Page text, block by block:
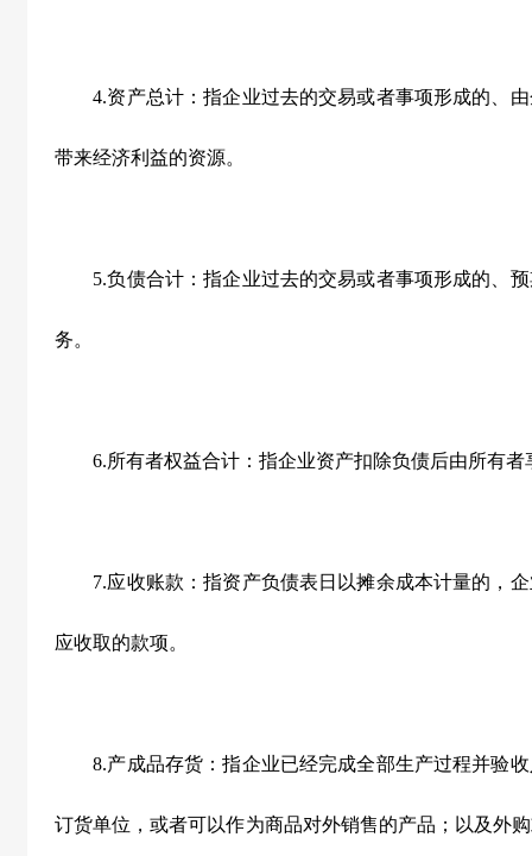
4.资产总计：指企业过去的交易或者事项形成的、由
带来经济利益的资源。
5.负债合计：指企业过去的交易或者事项形成的、预
务。
6.所有者权益合计：指企业资产扣除负债后由所有者
7.应收账款：指资产负债表日以摊余成本计量的，企
应收取的款项。
8.产成品存货：指企业已经完成全部生产过程并验收
订货单位，或者可以作为商品对外销售的产品；以及外